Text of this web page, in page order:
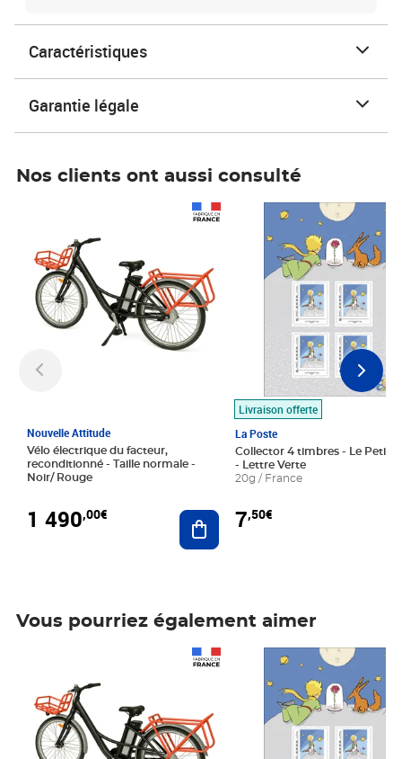
Caractéristiques
Garantie légale
Nos clients ont aussi consulté
Nouvelle Attitude
Vélo électrique du facteur,
reconditionné - Taille normale -
Noir/ Rouge
1 490,00€ Ajouter au panier
Livraison offerte
La Poste
Collector 4 timbres - Le Petit
- Lettre Verte
20g / France
7,50€
Prix 7,50€
Vous pourriez également aimer
Prix 7,50€